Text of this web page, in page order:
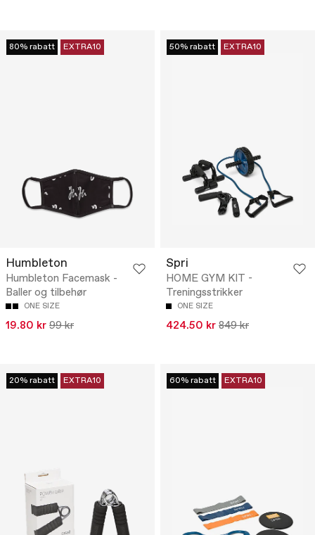
80% rabatt EXTRA10
Humbleton
Humbleton Facemask -
Baller og tilbehør
ONE SIZE
19.80 kr 99 kr
50% rabatt EXTRA10
Spri
HOME GYM KIT -
Treningsstrikker
ONE SIZE
424.50 kr 849 kr
20% rabatt EXTRA10 60% rabatt EXTRA10